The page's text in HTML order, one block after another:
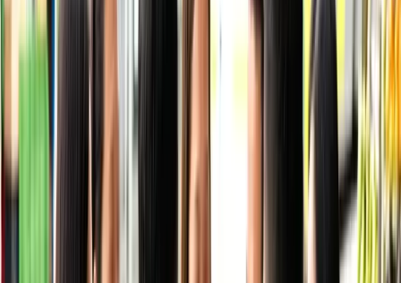
Mua vé sang tay qua Facebook/Gumtree — Hậu
quả: Vé giả hoặc bị huỷ khi scan trùng — mất trắng.
✅ Cách tránh:
Chỉ dùng nền tảng resale chính thức
của Ticketek/Ticketmaster.
Câu hỏi thường gặp
Vé concert Việt ở Úc giá bao nhiêu?
Show cộng đồng thường từ vài chục đến hơn trăm đô
tuỳ hạng ghế và độ hot; VIP kèm gặp gỡ nghệ sĩ giá